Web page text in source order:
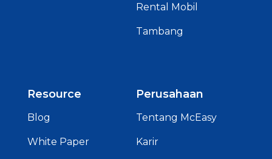
Rental Mobil
Tambang
Resource
Blog
White Paper
Perusahaan
Tentang McEasy
Karir